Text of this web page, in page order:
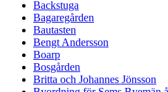
Backstuga
Bagaregården
Bautasten
Bengt Andersson
Boarp
Bosgården
Britta och Johannes Jönsson